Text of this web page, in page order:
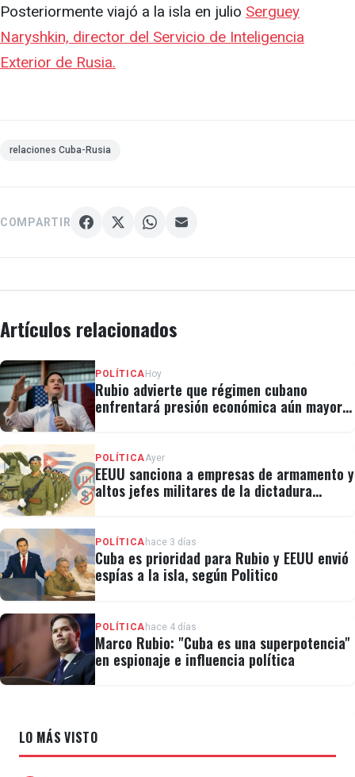
Posteriormente viajó a la isla en julio Serguey
Naryshkin, director del Servicio de Inteligencia
Exterior de Rusia.
relaciones Cuba-Rusia
COMPARTIR
Artículos relacionados
POLÍTICA Hoy
Rubio advierte que régimen cubano
enfrentará presión económica aún mayor:
POLÍTICAAyer
EEUU sanciona a empresas de armamento y
altos jefes militares de la dictadura
POLÍTICA hace 3 días
Cuba es prioridad para Rubio y EEUU envió
espías a la isla, según Politico
POLÍTICA hace 4 días
Marco Rubio: "Cuba es una superpotencia"
en espionaje e influencia política
LO MÁS VISTO